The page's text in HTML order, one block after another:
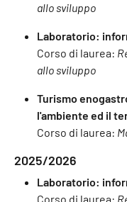
allo sviluppo
Laboratorio:
Corso di laurea:
allo sviluppo
Turismo
l'ambiente ed il
Corso di laurea:
2025/2026
Laboratorio:
Corso di laurea: